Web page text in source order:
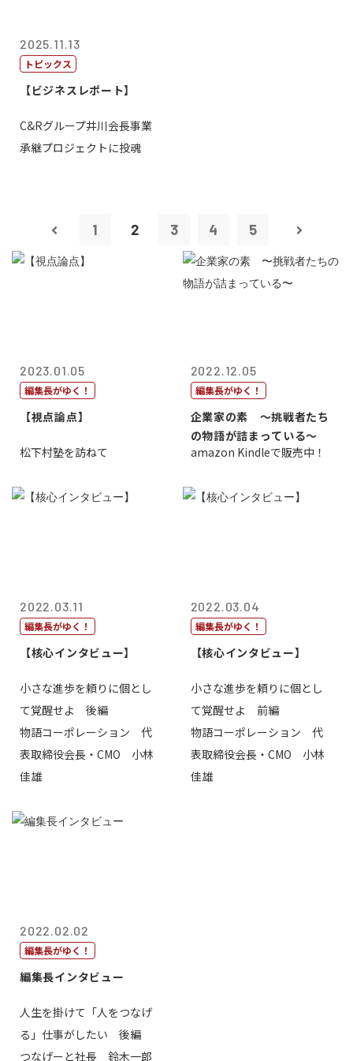
2025.11.13
トピックス
【ビジネスレポート】
C&Rグループ井川会長事業
承継プロジェクトに投魂
1 2 3 4 5
2023.01.05
編集長がゆく！
【視点論点】
松下村塾を訪ねて
2022.12.05
編集長がゆく！
企業家の素 〜挑戦者たち
の物語が詰まっている〜
amazon Kindleで販売中！
2022.03.11
編集長がゆく！
【核心インタビュー】
小さな進歩を頼りに個とし
て覚醒せよ 後編
物語コーポレーション 代
表取締役会長・CMO 小林
佳雄
2022.03.04
編集長がゆく！
【核心インタビュー】
小さな進歩を頼りに個とし
て覚醒せよ 前編
物語コーポレーション 代
表取締役会長・CMO 小林
佳雄
2022.02.02
編集長がゆく！
編集長インタビュー
人生を掛けて「人をつなげ
る」仕事がしたい 後編
つなげーと社長 鈴木一郎